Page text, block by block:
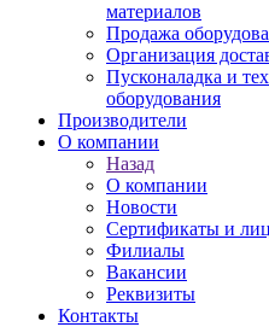
материалов
Продажа
Организация
Пусконаладка и
оборудования
Производители
О компании
Назад
О компании
Новости
Сертификаты и
Филиалы
Вакансии
Реквизиты
Контакты